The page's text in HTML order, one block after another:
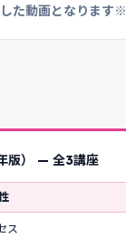
た動画となります※
版） — 全3講座
ス